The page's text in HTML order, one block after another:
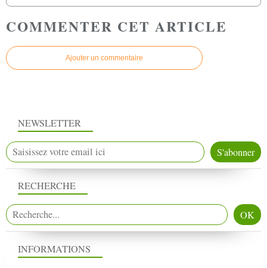
COMMENTER CET ARTICLE
Ajouter un commentaire
NEWSLETTER
RECHERCHE
INFORMATIONS